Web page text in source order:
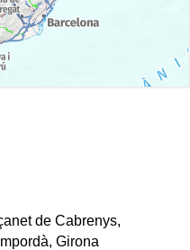
de Cabrenys,
Girona